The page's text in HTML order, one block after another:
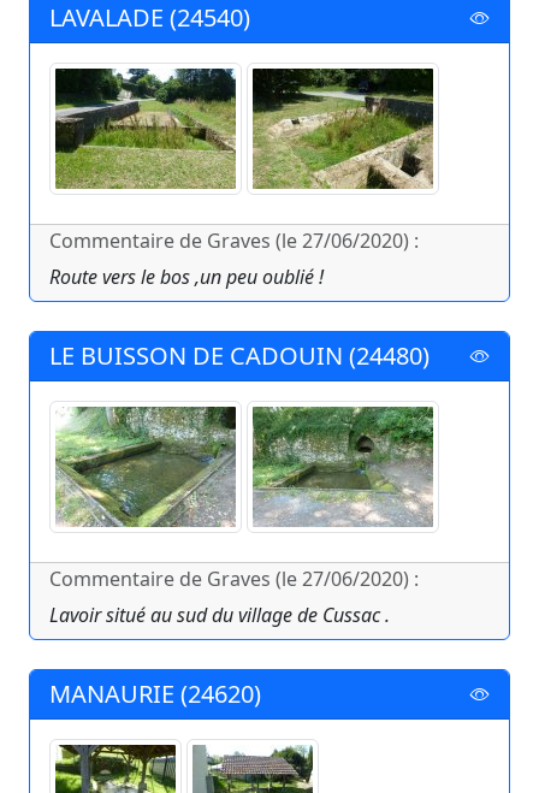
LAVALADE (24540)
Commentaire de Graves (le 27/06/2020) :
Route vers le bos ,un peu oublié !
LE BUISSON DE CADOUIN (24480)
Commentaire de Graves (le 27/06/2020) :
Lavoir situé au sud du village de Cussac .
MANAURIE (24620)